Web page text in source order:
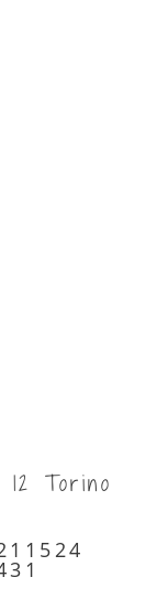
Torino